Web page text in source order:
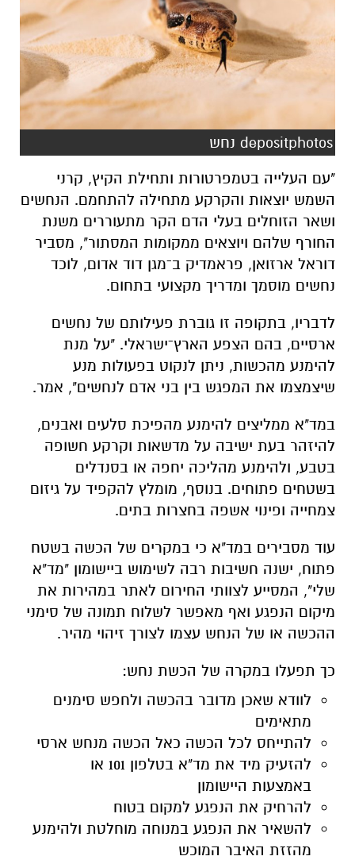
depositphotos נחש
"עם העלייה בטמפרטורות ותחילת הקיץ, קרני
השמש יוצאות והקרקע מתחילה להתחמם. הנחשים
ושאר הזוחלים בעלי הדם הקר מתעוררים משנת
החורף שלהם ויוצאים ממקומות המסתור", מסביר
דוראל ארזואן, פראמדיק ב־מגן דוד אדום, לוכד
נחשים מוסמך ומדריך מקצועי בתחום.
לדבריו, בתקופה זו גוברת פעילותם של נחשים
ארסיים, בהם הצפע הארץ־ישראלי. "על מנת
להימנע מהכשות, ניתן לנקוט בפעולות מנע
שיצמצמו את המפגש בין בני אדם לנחשים", אמר.
במד"א ממליצים להימנע מהפיכת סלעים ואבנים,
להיזהר בעת ישיבה על מדשאות וקרקע חשופה
בטבע, ולהימנע מהליכה יחפה או בסנדלים
בשטחים פתוחים. בנוסף, מומלץ להקפיד על גיזום
צמחייה ופינוי אשפה בחצרות בתים.
עוד מסבירים במד"א כי במקרים של הכשה בשטח
פתוח, ישנה חשיבות רבה לשימוש ביישומון "מד"א
שלי", המסייע לצוותי החירום לאתר במהירות את
מיקום הנפגע ואף מאפשר לשלוח תמונה של סימני
ההכשה או של הנחש עצמו לצורך זיהוי מהיר.
כך תפעלו במקרה של הכשת נחש:
לוודא שאכן מדובר בהכשה ולחפש סימנים
מתאימים
להתייחס לכל הכשה כאל הכשה מנחש ארסי
להזעיק מיד את מד"א בטלפון 101 או
באמצעות היישומון
להרחיק את הנפגע למקום בטוח
להשאיר את הנפגע במנוחה מוחלטת ולהימנע
מהזזת האיבר המוכש